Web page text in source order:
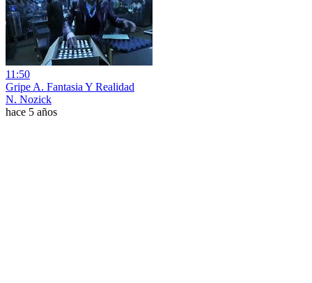
11:50
Gripe A. Fantasia Y Realidad
N. Nozick
hace 5 años